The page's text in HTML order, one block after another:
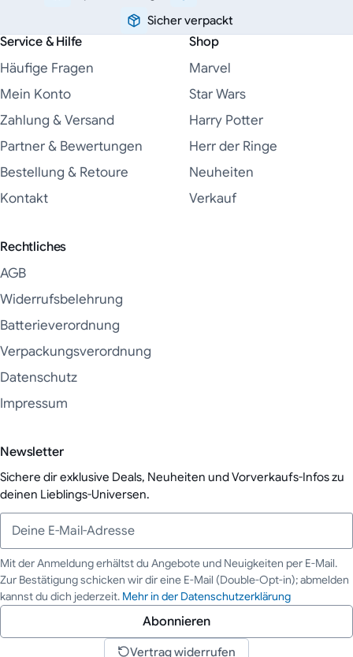
Sicher verpackt
Service & Hilfe
Häufige Fragen
Mein Konto
Zahlung & Versand
Partner & Bewertungen
Bestellung & Retoure
Kontakt
Shop
Marvel
Star Wars
Harry Potter
Herr der Ringe
Neuheiten
Verkauf
Rechtliches
AGB
Widerrufsbelehrung
Batterieverordnung
Verpackungsverordnung
Datenschutz
Impressum
Newsletter
Sichere dir exklusive Deals, Neuheiten und Vorverkaufs-Infos zu
deinen Lieblings-Universen.
Deine E-Mail-Adresse
Mit der Anmeldung erhältst du Angebote und Neuigkeiten per E-Mail.
Zur Bestätigung schicken wir dir eine E-Mail (Double-Opt-in); abmelden
kannst du dich jederzeit. Mehr in der Datenschutzerklärung
Abonnieren
Vertrag widerrufen